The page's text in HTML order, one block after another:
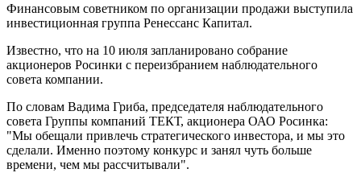
Финансовым советником по организации продажи выступила
инвестиционная группа Ренессанс Капитал.
Известно, что на 10 июля запланировано собрание
акционеров Росинки с переизбранием наблюдательного
совета компании.
По словам Вадима Гриба, председателя наблюдательного
совета Группы компаний ТЕКТ, акционера ОАО Росинка:
"Мы обещали привлечь стратегического инвестора, и мы это
сделали. Именно поэтому конкурс и занял чуть больше
времени, чем мы рассчитывали".